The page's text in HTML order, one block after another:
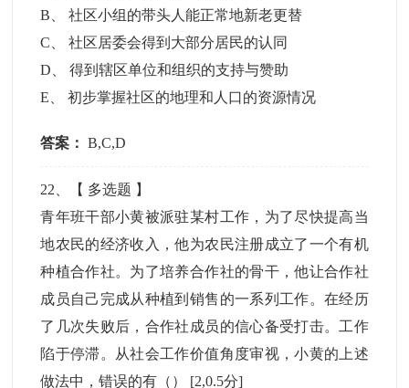
B 、社区小组的带头人能正常地新老更替
C 、社区居委会得到大部分居民的认同
D 、得到辖区单位和组织的支持与赞助
E 、初步掌握社区的地理和人口的资源情况
答案： B,C,D
22 、【 多选题 】
青年班干部小黄被派驻某村工作，为了尽快提高当
地农民的经济收入，他为农民注册成立了一个有机
种植合作社。为了培养合作社的骨干，他让合作社
成员自己完成从种植到销售的一系列工作。在经历
了几次失败后，合作社成员的信心备受打击。工作
陷于停滞。从社会工作价值角度审视，小黄的上述
做法中，错误的有（） [2,0.5分]